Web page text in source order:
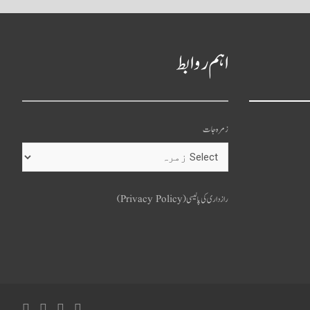
اہم روابط
زمرہ جات
رازداری کی پالیسی (Privacy Policy)